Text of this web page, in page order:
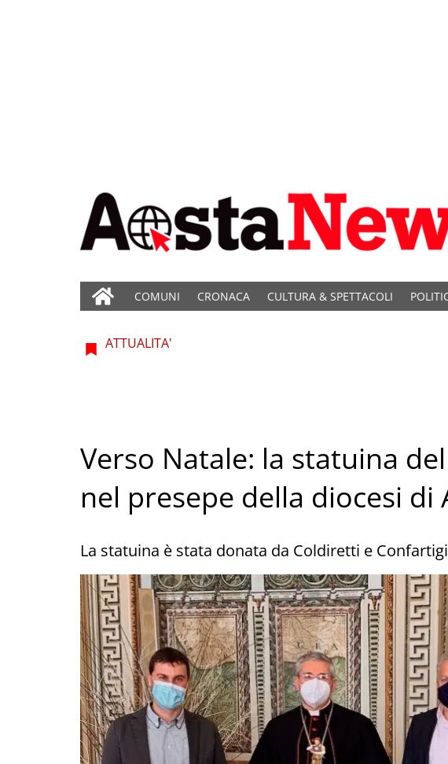
COMUNI CRONACA CULTURA & SPETTACOLI
ATTUALITA'
Verso Natale: la statuina
nel presepe della diocesi di
La statuina è stata donata da Coldiretti e